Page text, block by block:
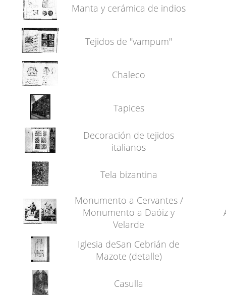
Manta y cerámica de indios
Tejidos de "vampum"
Chaleco
Tapices
Decoración de tejidos
italianos
Tela bizantina
Monumento a Cervantes /
Monumento a Daóiz y
Velarde
Iglesia deSan Cebrián de
Mazote (detalle)
Casulla